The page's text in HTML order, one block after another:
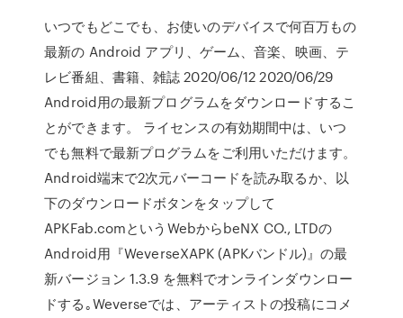
いつでもどこでも、お使いのデバイスで何百万もの
最新の Android アプリ、ゲーム、音楽、映画、テ
レビ番組、書籍、雑誌 2020/06/12 2020/06/29
Android用の最新プログラムをダウンロードするこ
とができます。 ライセンスの有効期間中は、いつ
でも無料で最新プログラムをご利用いただけます。
Android端末で2次元バーコードを読み取るか、以
下のダウンロードボタンをタップして
APKFab.comというWebからbeNX CO., LTDの
Android用『WeverseXAPK (APKバンドル)』の最
新バージョン 1.3.9 を無料でオンラインダウンロー
ドする｡Weverseでは、アーティストの投稿にコメ